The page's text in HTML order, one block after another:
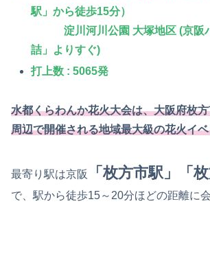
駅」から徒歩15分）
淀川河川公園 大塚地区 (京阪
詰」よりすぐ)
打上数 : 5065発
水都くらわんか花火大会は、大阪府枚
周辺で開催される地域最大級の花火イ
最寄り駅は京阪 「枚方市駅」「
で、駅から徒歩15～20分ほどの距離に